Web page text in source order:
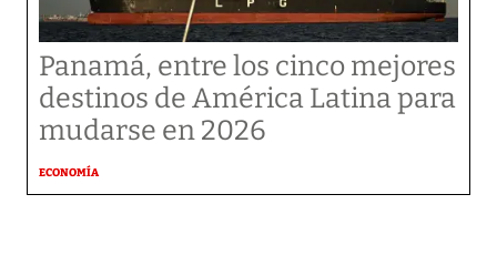
Panamá, entre los cinco mejores
destinos de América Latina para
mudarse en 2026
ECONOMÍA